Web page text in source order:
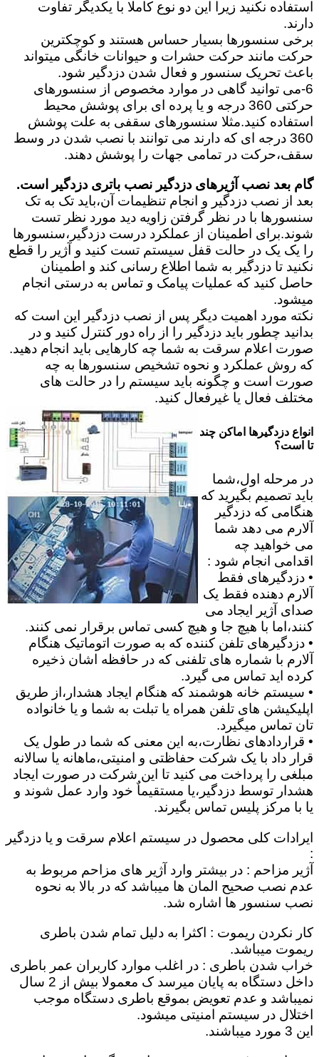
استفاده نکنید زیرا این دو نوع کاملا با یکدیگر تفاوت
دارند.
برخی سنسورها بسیار حساس هستند و کوچکترین
حرکت مانند حرکت حشرات و حیوانات خانگی میتواند
باعث تحریک سنسور و فعال شدن دزدگیر شود.
6-می توانید گاهی در موارد مخصوص از سنسورهای
حرکتی 360 درجه و یا پرده ای برای پوشش محیط
استفاده کنید.مثلا سنسورهای سقفی به علت پوشش
360 درجه ای که دارند می توانند با نصب شدن در وسط
سقف،حرکت در تمامی جهات را پوشش دهند.
گام بعد نصب آژیرهای دزدگیر نصب باتری دزدگیر است.
بعد از نصب دزدگیر و انجام تنظیمات آن،باید تک به تک
سنسورها با در نظر گرفتن زاویه دید مورد نظر تست
شوند.برای اطمینان از عملکرد درست دزدگیر،سنسورها
را یک یک در حالت قفل سیستم تست کنید و آژیر را قطع
نکنید تا دزدگیر به شما اطلاع رسانی کند و اطمینان
حاصل کنید که عملیات پیامک و تماس به درستی انجام
میشود.
نکته مورد اهمیت دیگر پس از نصب دزدگیر این است که
بدانید چطور باید دزدگیر را از راه دور کنترل کنید و در
صورت اعلام سرقت به شما چه کارهایی باید انجام دهید.
که روش عملکرد و نحوه تشخیص سنسورها به چه
صورت است و چگونه باید سیستم را در حالت های
مختلف فعال یا غیرفعال کنید.
انواع دزدگیرها اماکن چند
تا است؟
در مرحله اول،شما
باید تصمیم بگیرید که
هنگامی که دزدگیر
آلارم می دهد شما
می خواهید چه
اقدامی انجام شود :
• دزدگیرهای فقط
آلارم دهنده فقط یک
صدای آژیر ایجاد می
کنند،اما با هیچ جا و هیچ کسی تماس برقرار نمی کنند.
• دزدگیرهای تلفن کننده که به صورت اتوماتیک هنگام
آلارم با شماره های تلفنی که در حافظه اشان ذخیره
کرده اید تماس می گیرد.
• سیستم خانه هوشمند که هنگام ایجاد هشدار،از طریق
اپلیکیشن های تلفن همراه یا تبلت به شما و یا خانواده
تان تماس میگیرد.
• قراردادهای نظارت،به این معنی که شما در طول یک
قرار داد با یک شرکت حفاظتی و امنیتی،ماهانه یا سالانه
مبلغی را پرداخت می کنید تا این شرکت در صورت ایجاد
هشدار توسط دزدگیر،یا مستقیماٌ خود وارد عمل شوند و
یا با مرکز پلیس تماس بگیرند.
ایرادات کلی محصول در سیستم اعلام سرقت و یا دزدگیر
:
آژیر مزاحم : در بیشتر وارد آژیر های مزاحم مربوط به
عدم نصب صحیح المان ها میباشد که در بالا به نحوه
نصب سنسور ها اشاره شد.
کار نکردن ریموت : اکثرا به دلیل تمام شدن باطری
ریموت میباشد.
خراب شدن باطری : در اغلب موارد کاربران عمر باطری
داخل دستگاه به پایان میرسد ک معمولا بیش از 2 سال
نمیباشد و عدم تعویض بموقع باطری دستگاه موجب
اختلال در سیستم امنیتی میشود.
این 3 مورد میباشند.